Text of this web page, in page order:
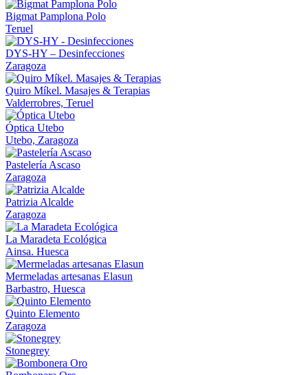
Bigmat Pamplona Polo
Teruel
DYS-HY – Desinfecciones
Zaragoza
Quiro Míkel. Masajes & Terapias
Valderrobres, Teruel
Óptica Utebo
Utebo, Zaragoza
Pastelería Ascaso
Zaragoza
Patrizia Alcalde
Zaragoza
La Maradeta Ecológica
Ainsa. Huesca
Mermeladas artesanas Elasun
Barbastro, Huesca
Quinto Elemento
Zaragoza
Stonegrey